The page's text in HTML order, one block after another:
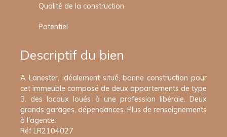
Qualité de la construction
Potentiel
Descriptif du bien
A Lanester, idéalement situé, bonne construction pour
cet immeuble composé de deux appartements de type
3, des locaux loués à une profession libérale. Deux
grands garages, dépendances. Plus de renseignements
à l'agence.
Réf LR2104027